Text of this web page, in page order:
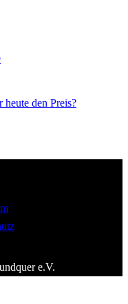
heute den Preis?
e.V.